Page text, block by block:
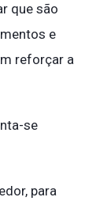
que são
e
reforçar a
se
para